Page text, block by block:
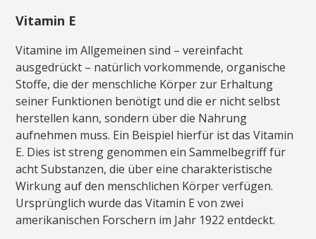
Vitamin E
Vitamine im Allgemeinen sind – vereinfacht
ausgedrückt – natürlich vorkommende, organische
Stoffe, die der menschliche Körper zur Erhaltung
seiner Funktionen benötigt und die er nicht selbst
herstellen kann, sondern über die Nahrung
aufnehmen muss. Ein Beispiel hierfür ist das Vitamin
E. Dies ist streng genommen ein Sammelbegriff für
acht Substanzen, die über eine charakteristische
Wirkung auf den menschlichen Körper verfügen.
Ursprünglich wurde das Vitamin E von zwei
amerikanischen Forschern im Jahr 1922 entdeckt.